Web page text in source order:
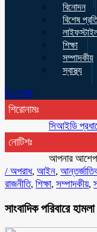
বিনোদন
বিশেষ
শিক্ষা
সম্পাদকীয়
স্বাস্থ্য
ই-পেপার
শিরোনামঃ
সিআইডি প্রধানের
নোটিশঃ
আপনার আশেপাশের
/ অপরাধ, আইন,
রাজনীতি, শিক্ষা, সম্পাদকীয়,
সাংবাদিক পরিবারে